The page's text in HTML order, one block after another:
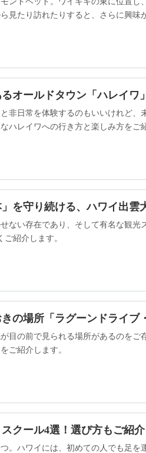
見たり訪れたりすると、さらに興
オールドタウン「ハレイワ
非日常を体験するのもいいけれど
ハレイワへの行き方と楽しみ方をご
を守り続ける、ハワイ出雲
ない存在であり、そして有名な観
紹介します。
の場所「ラグーンドライブ
目の前で見られる場所があるのを
ご紹介します。
クール4選！選び方もご紹介
。ハワイには、初めての人でも足